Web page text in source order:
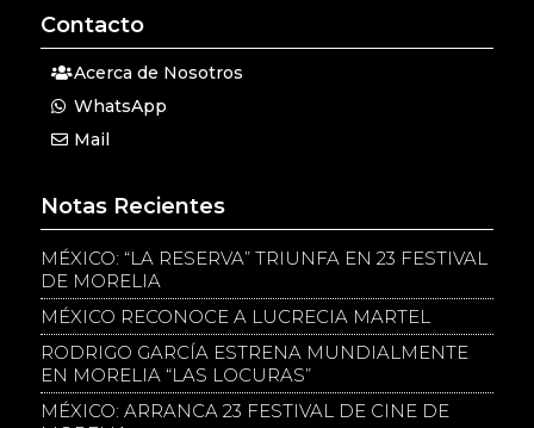
Contacto
Acerca de Nosotros
WhatsApp
Mail
Notas Recientes
MÉXICO: “LA RESERVA” TRIUNFA EN 23 FESTIVAL
DE MORELIA
MÉXICO RECONOCE A LUCRECIA MARTEL
RODRIGO GARCÍA ESTRENA MUNDIALMENTE
EN MORELIA “LAS LOCURAS”
MÉXICO: ARRANCA 23 FESTIVAL DE CINE DE